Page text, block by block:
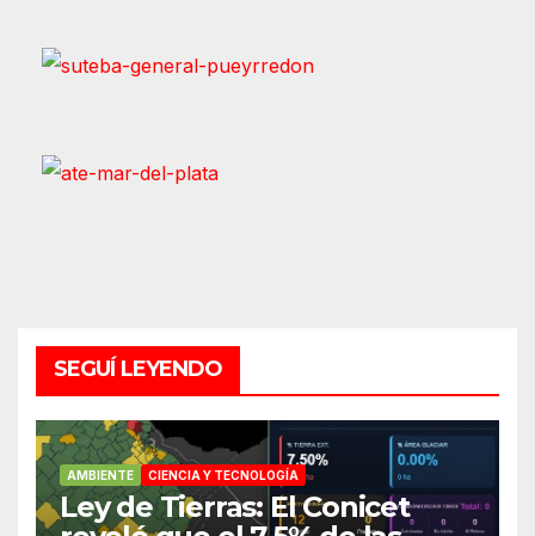
SEGUÍ LEYENDO
AMBIENTE CIENCIA Y TECNOLOGÍA
Ley de Tierras: El Conicet